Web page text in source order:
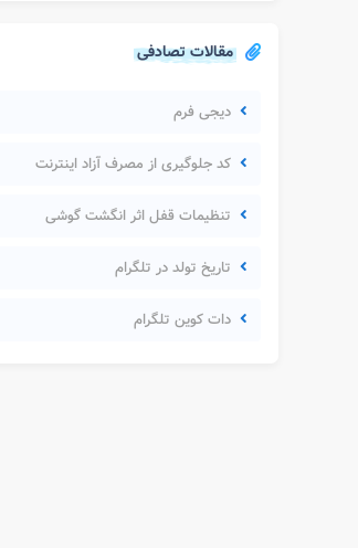
مقالات تصادفی
دیجی فرم
کد جلوگیری از مصرف آزاد اینترنت
تنظیمات قفل اثر انگشت گوشی
تاریخ تولد در تلگرام
دات کوین تلگرام